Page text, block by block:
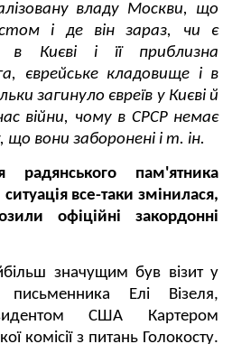
владу Москви, що
і де він зараз, чи є
в Києві і її приблизна
єврейське кладовище і в
загинуло євреїв у Києві й
війни, чому в СРСР немає
вони заборонені і т. ін.
радянського пам'ятника
все-таки змінилася,
офіційні закордонні
значущим був візит у
Елі Візеля,
США Картером
комісії з питань Голокосту.